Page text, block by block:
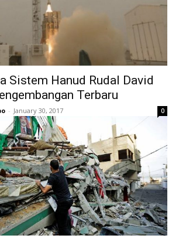
Sistem Hanud Rudal David
Terbaru
- January 30, 2017 0